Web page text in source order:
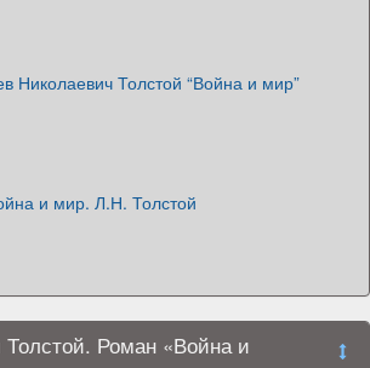
Николаевич Толстой “Война и мир”
и мир. Л.Н. Толстой
Роман «Война и